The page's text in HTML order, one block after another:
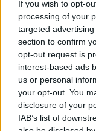
If you wish to opt-
processing of your
targeted
section to confirm
opt-out request is
interest-based ads
us or personal
your opt-out. You
disclosure of your
IAB’s list of